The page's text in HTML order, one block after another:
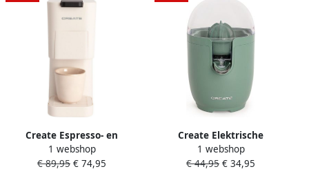
Create Espresso- en
gemalen koffiemachine met
meerdere capsules THERA
1 webshop
€ 89,95 € 74,95
Create Elektrische
Citruspers 90W Sage JUICER
RETRO
1 webshop
€ 44,95 € 34,95